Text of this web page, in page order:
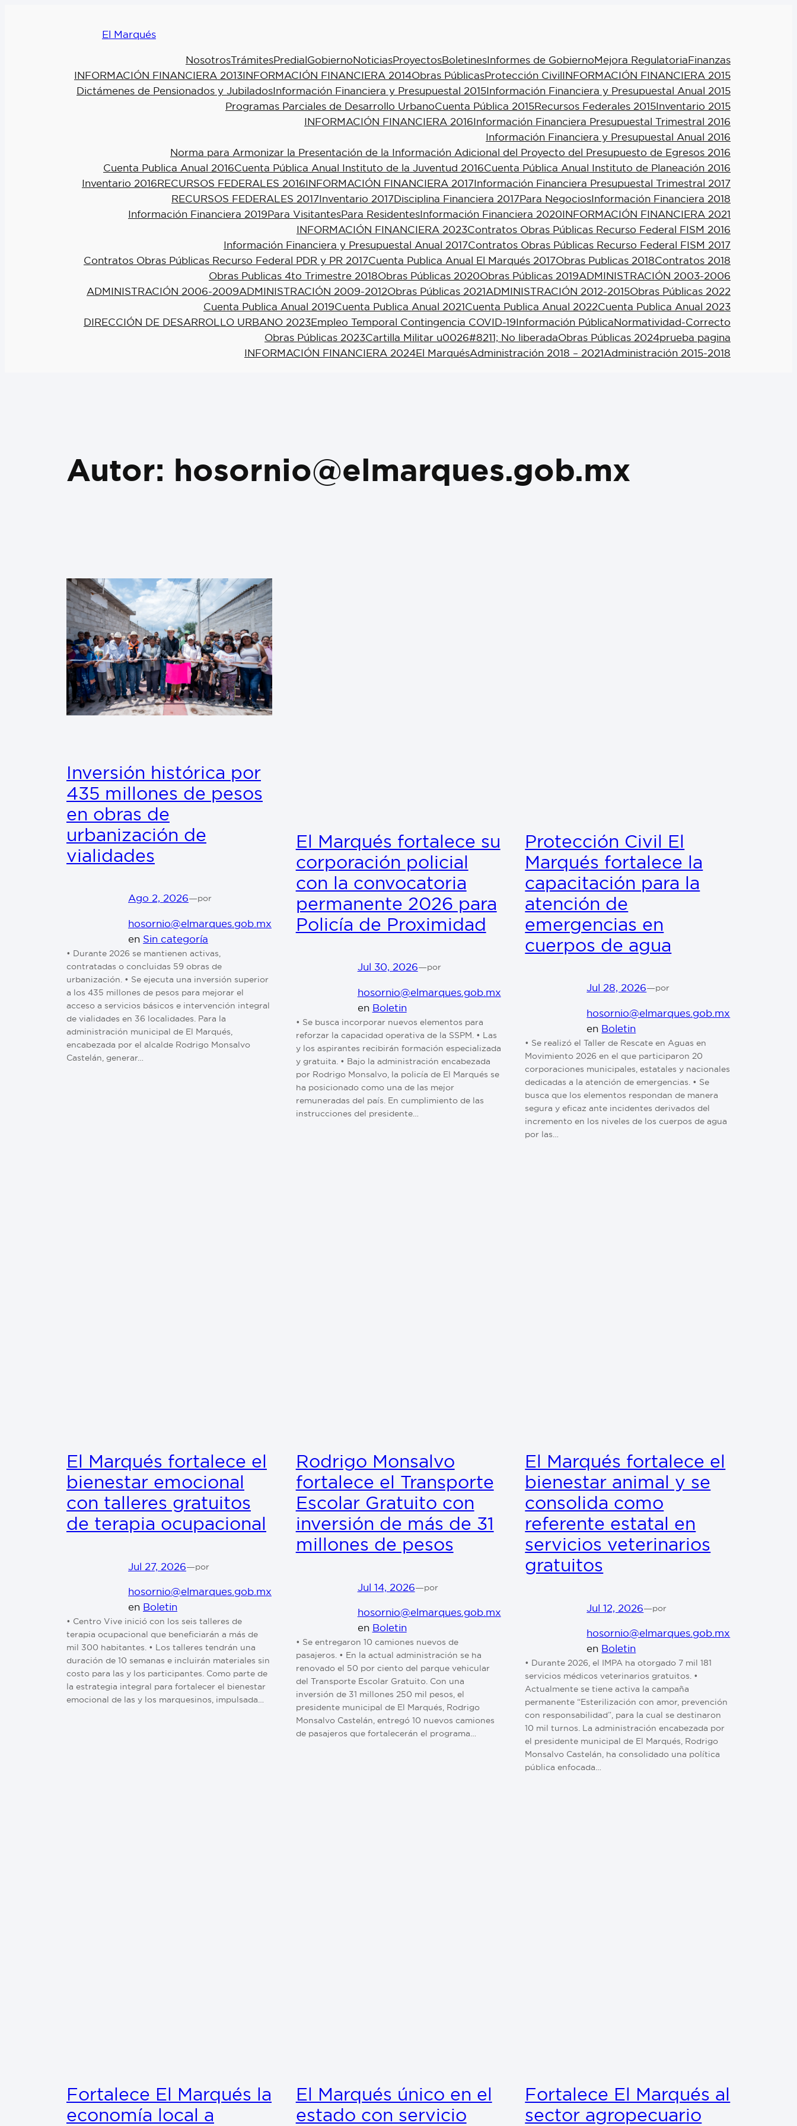
El Marqués
NosotrosTrámitesPredialGobiernoNoticiasProyectosBoletinesInformes de GobiernoMejora RegulatoriaFinanzas
INFORMACIÓN FINANCIERA 2013INFORMACIÓN FINANCIERA 2014Obras PúblicasProtección CivilINFORMACIÓN FINANCIERA 2015
Dictámenes de Pensionados y JubiladosInformación Financiera y Presupuestal 2015Información Financiera y Presupuestal Anual 2015
Programas Parciales de Desarrollo UrbanoCuenta Pública 2015Recursos Federales 2015Inventario 2015
INFORMACIÓN FINANCIERA 2016Información Financiera Presupuestal Trimestral 2016
Información Financiera y Presupuestal Anual 2016
Norma para Armonizar la Presentación de la Información Adicional del Proyecto del Presupuesto de Egresos 2016
Cuenta Publica Anual 2016Cuenta Pública Anual Instituto de la Juventud 2016Cuenta Pública Anual Instituto de Planeación 2016
Inventario 2016RECURSOS FEDERALES 2016INFORMACIÓN FINANCIERA 2017Información Financiera Presupuestal Trimestral 2017
RECURSOS FEDERALES 2017Inventario 2017Disciplina Financiera 2017Para NegociosInformación Financiera 2018
Información Financiera 2019Para VisitantesPara ResidentesInformación Financiera 2020INFORMACIÓN FINANCIERA 2021
INFORMACIÓN FINANCIERA 2023Contratos Obras Públicas Recurso Federal FISM 2016
Información Financiera y Presupuestal Anual 2017Contratos Obras Públicas Recurso Federal FISM 2017
Contratos Obras Públicas Recurso Federal PDR y PR 2017Cuenta Publica Anual El Marqués 2017Obras Publicas 2018Contratos 2018
Obras Publicas 4to Trimestre 2018Obras Públicas 2020Obras Públicas 2019ADMINISTRACIÓN 2003-2006
ADMINISTRACIÓN 2006-2009ADMINISTRACIÓN 2009-2012Obras Públicas 2021ADMINISTRACIÓN 2012-2015Obras Públicas 2022
Cuenta Publica Anual 2019Cuenta Publica Anual 2021Cuenta Publica Anual 2022Cuenta Publica Anual 2023
DIRECCIÓN DE DESARROLLO URBANO 2023Empleo Temporal Contingencia COVID-19Información PúblicaNormatividad-Correcto
Obras Públicas 2023Cartilla Militar u0026#8211; No liberadaObras Públicas 2024prueba pagina
INFORMACIÓN FINANCIERA 2024El MarquésAdministración 2018 – 2021Administración 2015-2018
Autor: hosornio@elmarques.gob.mx
Inversión histórica por
435 millones de pesos
en obras de
urbanización de
vialidades
Ago 2, 2026—por
hosornio@elmarques.gob.mx
en Sin categoría
•⁠ ⁠Durante 2026 se mantienen activas,
contratadas o concluidas 59 obras de
urbanización. •⁠ ⁠Se ejecuta una inversión superior
a los 435 millones de pesos para mejorar el
acceso a servicios básicos e intervención integral
de vialidades en 36 localidades. Para la
administración municipal de El Marqués,
encabezada por el alcalde Rodrigo Monsalvo
Castelán, generar…
El Marqués fortalece su
corporación policial
con la convocatoria
permanente 2026 para
Policía de Proximidad
Jul 30, 2026—por
hosornio@elmarques.gob.mx
en Boletin
• Se busca incorporar nuevos elementos para
reforzar la capacidad operativa de la SSPM. • Las
y los aspirantes recibirán formación especializada
y gratuita. • Bajo la administración encabezada
por Rodrigo Monsalvo, la policía de El Marqués se
ha posicionado como una de las mejor
remuneradas del país. En cumplimiento de las
instrucciones del presidente…
Protección Civil El
Marqués fortalece la
capacitación para la
atención de
emergencias en
cuerpos de agua
Jul 28, 2026—por
hosornio@elmarques.gob.mx
en Boletin
•⁠ ⁠Se realizó el Taller de Rescate en Aguas en
Movimiento 2026 en el que participaron 20
corporaciones municipales, estatales y nacionales
dedicadas a la atención de emergencias. •⁠ ⁠Se
busca que los elementos respondan de manera
segura y eficaz ante incidentes derivados del
incremento en los niveles de los cuerpos de agua
por las…
El Marqués fortalece el
bienestar emocional
con talleres gratuitos
de terapia ocupacional
Jul 27, 2026—por
hosornio@elmarques.gob.mx
en Boletin
• Centro Vive inició con los seis talleres de
terapia ocupacional que beneficiarán a más de
mil 300 habitantes. • Los talleres tendrán una
duración de 10 semanas e incluirán materiales sin
costo para las y los participantes. Como parte de
la estrategia integral para fortalecer el bienestar
emocional de las y los marquesinos, impulsada…
Rodrigo Monsalvo
fortalece el Transporte
Escolar Gratuito con
inversión de más de 31
millones de pesos
Jul 14, 2026—por
hosornio@elmarques.gob.mx
en Boletin
• Se entregaron 10 camiones nuevos de
pasajeros. • En la actual administración se ha
renovado el 50 por ciento del parque vehicular
del Transporte Escolar Gratuito. Con una
inversión de 31 millones 250 mil pesos, el
presidente municipal de El Marqués, Rodrigo
Monsalvo Castelán, entregó 10 nuevos camiones
de pasajeros que fortalecerán el programa…
El Marqués fortalece el
bienestar animal y se
consolida como
referente estatal en
servicios veterinarios
gratuitos
Jul 12, 2026—por
hosornio@elmarques.gob.mx
en Boletin
•⁠ ⁠Durante 2026, el IMPA ha otorgado 7 mil 181
servicios médicos veterinarios gratuitos. •⁠
⁠Actualmente se tiene activa la campaña
permanente “Esterilización con amor, prevención
con responsabilidad”, para la cual se destinaron
10 mil turnos. La administración encabezada por
el presidente municipal de El Marqués, Rodrigo
Monsalvo Castelán, ha consolidado una política
pública enfocada…
Fortalece El Marqués la
economía local a
El Marqués único en el
estado con servicio
Fortalece El Marqués al
sector agropecuario